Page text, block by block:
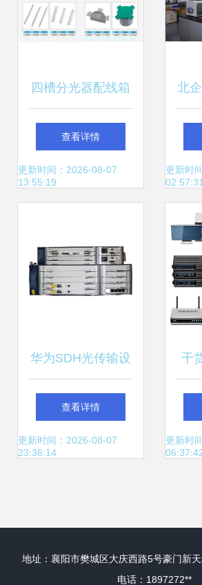
四槽分光器配线箱
与PLC插片式网络
设备的融合应用分
查看详情
更新时间：2026-08-07
13:55:19
北
器
——
分
更新时
02:57:31
华为SDH光传输设
备在通信网络中的
关键应用
查看详情
更新时间：2026-08-07
23:36:14
干
络
组
更新时
地址：襄阳市樊城区大庆西路5号豪门新
电话：1897272**